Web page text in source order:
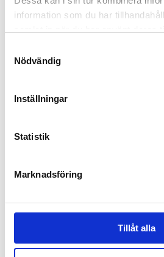
information som du har
Nödvändig
Inställningar
Statistik
Marknadsföring
Tillåt alla